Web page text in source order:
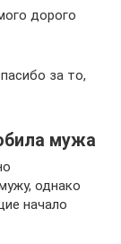
дорого
за то,
мужа
однако
начало